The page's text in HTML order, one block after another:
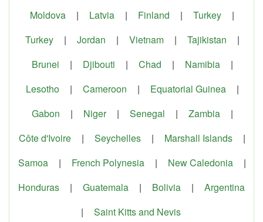
Moldova | Latvia | Finland | Turkey
|
Turkey
| Jordan | Vietnam | Tajikistan
|
Brunei
| Djibouti | Chad | Namibia
|
Lesotho
| Cameroon | Equatorial Guinea
|
Gabon
| Niger | Senegal | Zambia
|
Côte d'Ivoire
| Seychelles | Marshall Islands
|
Samoa
| French Polynesia | New Caledonia
|
Honduras
| Guatemala | Bolivia |
Argentina
|
Saint Kitts and Nevis